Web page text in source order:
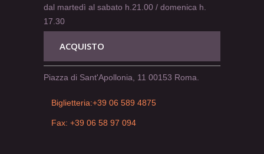
dal martedì al sabato h.21.00 / domenica h.
17.30
ACQUISTO
Piazza di Sant'Apollonia, 11 00153 Roma.
Biglietteria:+39 06 589 4875
Fax: +39 06 58 97 094